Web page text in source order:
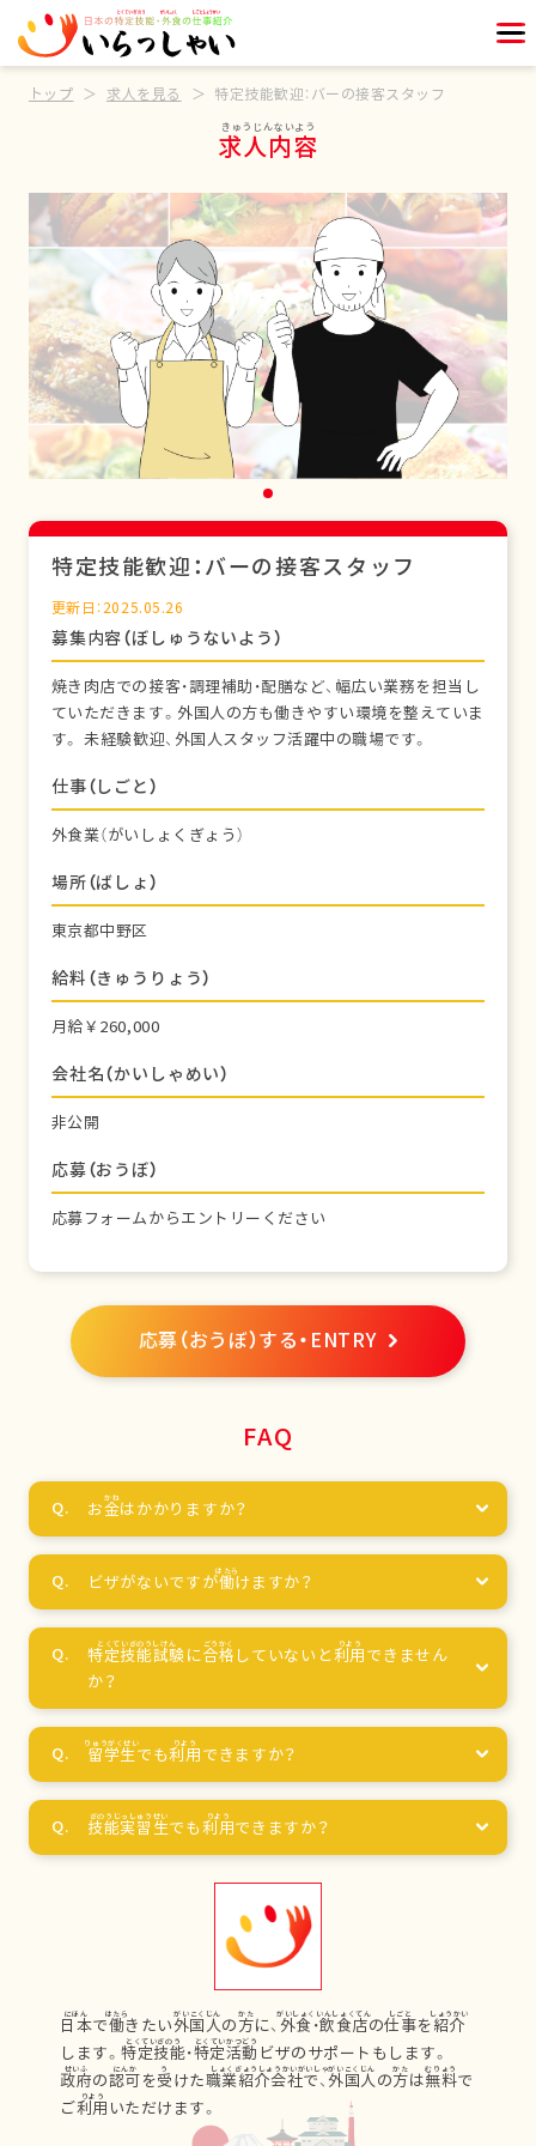
トップ 求人を見る 特定技能歓迎：バーの接客スタッフ
求人内容
特定技能歓迎：バーの接客スタッフ
更新日：2025.05.26
募集内容（ぼしゅうないよう）
焼き肉店での接客・調理補助・配膳など、幅広い業務を担当し
ていただきます。外国人の方も働きやすい環境を整えていま
す。 未経験歓迎、外国人スタッフ活躍中の職場です。
仕事（しごと）
外食業（がいしょくぎょう）
場所（ばしょ）
東京都中野区
給料（きゅうりょう）
月給￥260,000
会社名（かいしゃめい）
非公開
応募（おうぼ）
応募フォームからエントリーください
応募（おうぼ）する・ENTRY
FAQ
お金はかかりますか？
ビザがないですが働けますか？
特定技能試験に合格 していないと利用 できません
か？
留学生でも利用 できますか？
技能実習生でも利用できますか？
日本で働きたい外国人の方に、 外食 ・飲食店の仕事を紹介
します。特定技能・特定活動 ビザのサポートもします。
政府の認可を受けた職業紹介会社で、 外国人の方は無料で
ご利用 いただけます。